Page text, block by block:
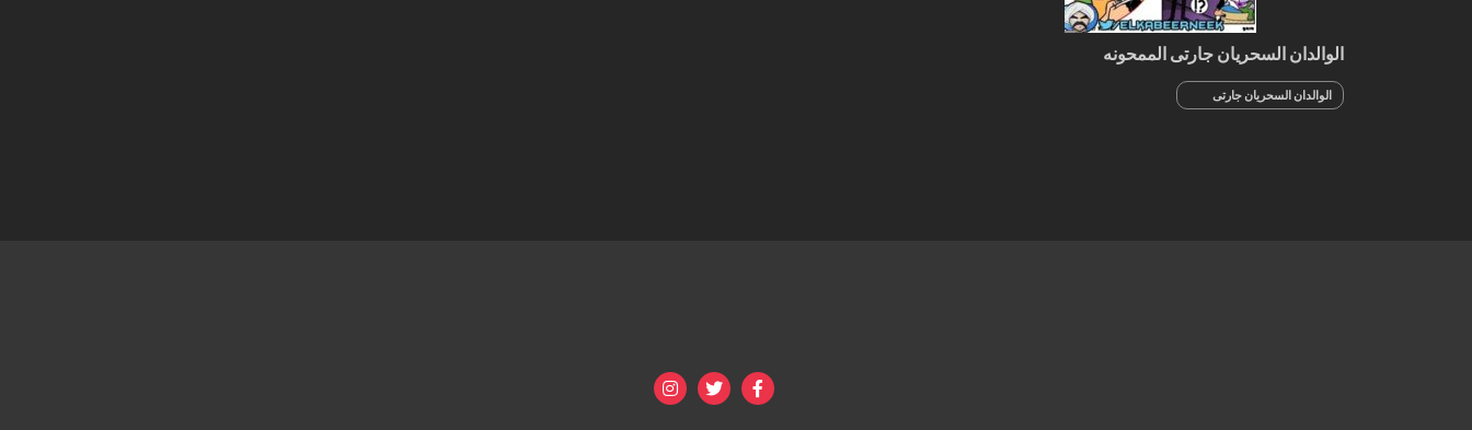
الوالدان السحريان جارتى الممحونه
الوالدان السحريان جارتى
الممحونه